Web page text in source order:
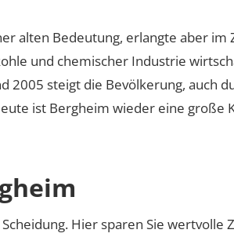
alten Bedeutung, erlangte aber im
und chemischer Industrie
2005 steigt die Bevölkerung, auch
ist Bergheim wieder eine große
Hier sparen Sie wertvolle